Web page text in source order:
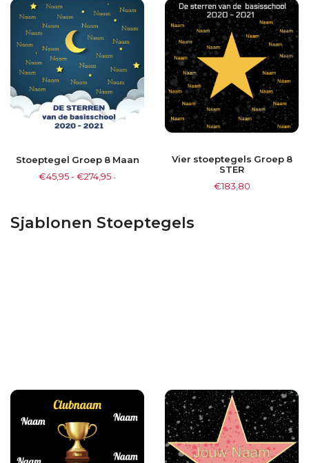
Stoeptegel Groep 8 Maan
€45,95-€274,95 -
Vier stoeptegels Groep 8
STER
€183,80
Sjablonen Stoeptegels